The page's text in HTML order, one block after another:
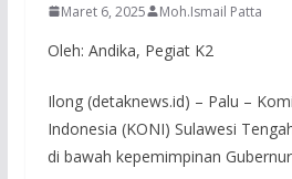
Maret 6, 2025 Moh.Ismail Patta
Oleh: Andika, Pegiat K2
Ilong (detaknews.id) – Palu –
Indonesia (KONI) Sulawesi
di bawah kepemimpinan